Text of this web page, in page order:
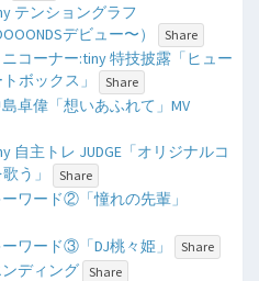
テンショングラフ
デビュー〜）
Share
ニコーナー:tiny 特技披露「ヒュー
ボックス」
Share
島卓偉「想いあふれて」MV
自主トレ JUDGE「オリジナルコ
う」
Share
ーワード②「憧れの先輩」
ーワード③「DJ桃々姫」 Share
ンディング Share